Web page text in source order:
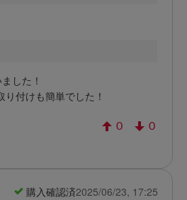
した！
り付けも簡単でした！
0 0
購入確認済2025/06/23, 17:25